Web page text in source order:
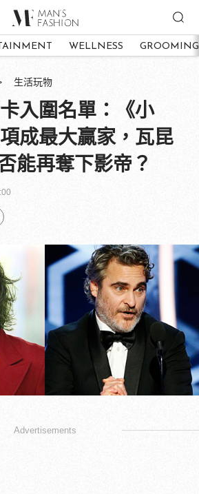
WELLNESS GROOMING
生活玩物
入圍名單：《小
成最大贏家，瓦昆
能再奪下影帝？
Advertisements